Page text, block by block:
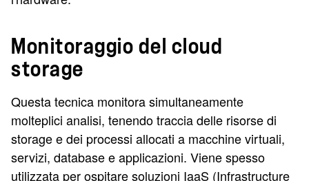
Monitoraggio del cloud
storage
Questa tecnica monitora simultaneamente
molteplici analisi, tenendo traccia delle risorse di
storage e dei processi allocati a macchine virtuali,
servizi, database e applicazioni. Viene spesso
utilizzata per ospitare soluzioni IaaS (Infrastructure